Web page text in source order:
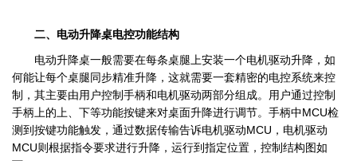
二、电动升降桌电控功能结构
电动升降桌一般需要在每条桌腿上安装一个电机驱动升降，如
何能让每个桌腿同步精准升降，这就需要一套精密的电控系统来控
制，其主要由用户控制手柄和电机驱动两部分组成。用户通过控制
手柄上的上、下等功能按键来对桌面升降进行调节。手柄中MCU检
测到按键功能触发，通过数据传输告诉电机驱动MCU，电机驱动
MCU则根据指令要求进行升降，运行到指定位置，控制结构图如